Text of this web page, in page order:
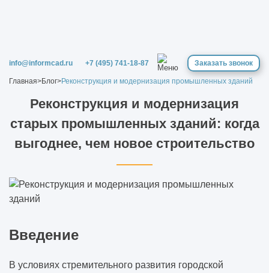
info@informcad.ru +7 (495) 741-18-87 Заказать звонок
Главная>Блог>Реконструкция и модернизация промышленных зданий
Реконструкция и модернизация
старых промышленных зданий: когда
выгоднее, чем новое строительство
Введение
В условиях стремительного развития городской